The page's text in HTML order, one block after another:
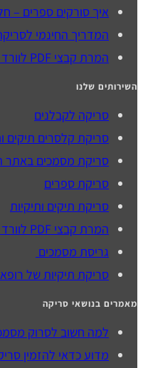
איך סורקים ספרים –
המדריך החינמי
המרת קבצי PDF לוורד ואקסל
השירותים שלנו
סריקה לקבלנים
סריקת קלסרים תיקים
סריקת מסמכים באתר
סריקת ספרים
סריקת תיקים ותיקיות
המרת קבצי PDF לוורד ואקסל
גריסת מסמכים
סריקת תיקיות של
מאמרים בנושאי סריקה
למה חשוב לסרוק
מדוע כדאי להזמין